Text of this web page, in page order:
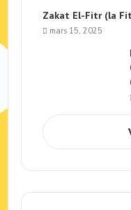
Zakat El-Fitr (la
mars 15, 2025